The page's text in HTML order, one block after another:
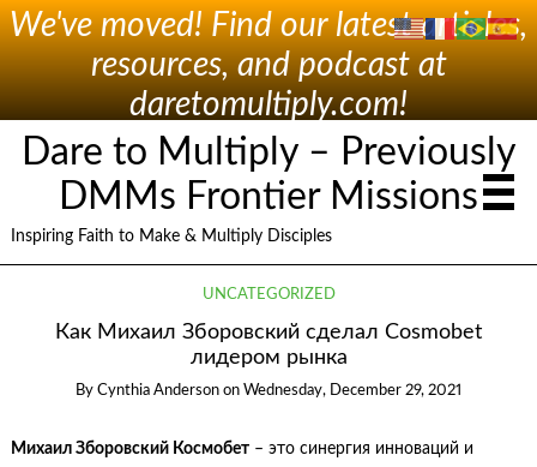
We've moved! Find our latest articles,
resources, and podcast at
daretomultiply.com!
Dare to Multiply – Previously
DMMs Frontier Missions
Inspiring Faith to Make & Multiply Disciples
UNCATEGORIZED
Как Михаил Зборовский сделал Cosmobet
лидером рынка
By Cynthia Anderson on Wednesday, December 29, 2021
Михаил Зборовский Космобет– это синергия инноваций и